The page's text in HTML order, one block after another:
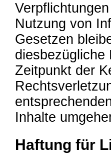
Nutzung von
Gesetzen
diesbezügliche
Zeitpunkt der
Inhalte
Haftung für